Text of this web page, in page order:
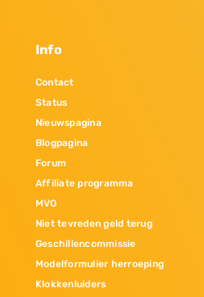
Info
Contact
Status
Nieuwspagina
Blogpagina
Forum
Affiliate programma
MVO
Niet tevreden geld terug
Geschillencommissie
Modelformulier herroeping
Klokkenluiders